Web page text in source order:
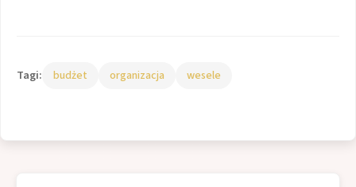
Tagi: budżet organizacja wesele